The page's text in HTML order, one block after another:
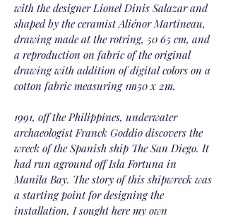
with the designer Lionel Dinis Salazar and
shaped by the ceramist Aliénor Martineau,
drawing made at the rotring, 50 65 cm, and
a reproduction on fabric of the original
drawing with addition of digital colors on a
cotton fabric measuring 1m50 x 2m.
1991, off the Philippines, underwater
archaeologist Franck Goddio discovers the
wreck of the Spanish ship The San Diego. It
had run aground off Isla Fortuna in
Manila Bay. The story of this shipwreck was
a starting point for designing the
installation. I sought here my own